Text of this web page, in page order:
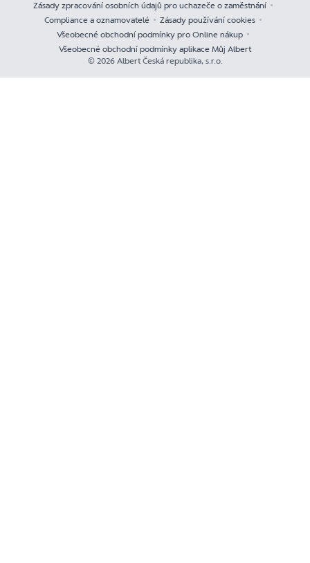
Zásady zpracování osobních údajů pro uchazeče o zaměstnání
Compliance a oznamovatelé
Zásady používání cookies
Všeobecné obchodní podmínky pro Online nákup
Všeobecné obchodní podmínky aplikace Můj Albert
© 2026 Albert Česká republika, s.r.o.